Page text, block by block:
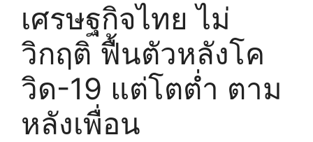
เศรษฐกิจไทย ไม่
วิกฤติ ฟื้นตัวหลังโค
วิด-19 แต่โตต่ำ ตาม
หลังเพื่อน